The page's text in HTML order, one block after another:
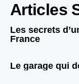
Articles
Les secrets
France
Le garage qui